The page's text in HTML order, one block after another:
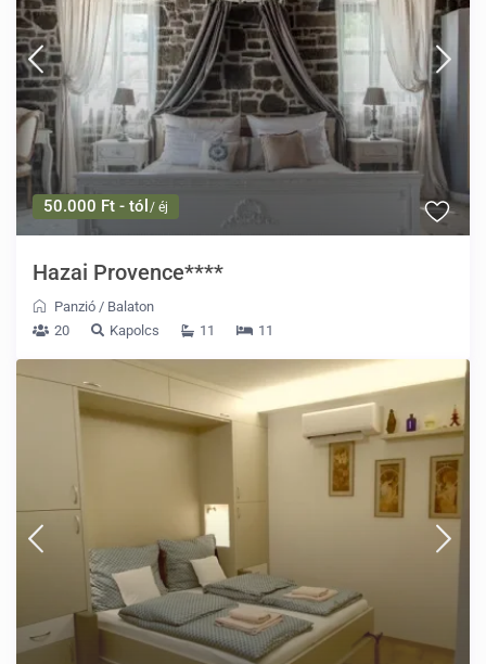
50.000 Ft - tól / éj
Hazai Provence****
Panzió / Balaton
20
Kapolcs 11 11